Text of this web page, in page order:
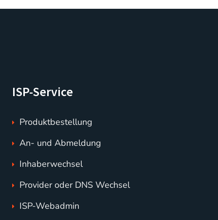
ISP-Service
Produktbestellung
An- und Abmeldung
Inhaberwechsel
Provider oder DNS Wechsel
ISP-Webadmin